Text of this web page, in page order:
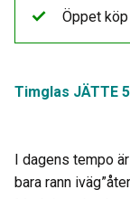
Timglas JÄTTE
I dagens tempo
bara rann
Öppet